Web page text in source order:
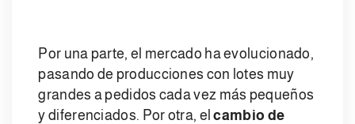
Por una parte, el mercado ha evolucionado,
pasando de producciones con lotes muy
grandes a pedidos cada vez más pequeños
y diferenciados. Por otra, elcambio de